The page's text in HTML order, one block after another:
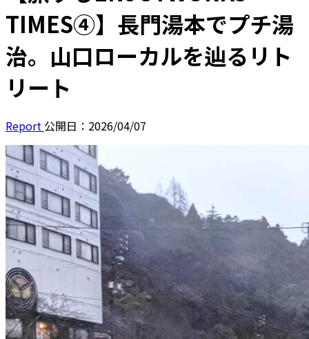
TIMES④】長門湯本でプチ湯
治。山口ローカルを辿るリト
リート
Report 公開日：2026/04/07